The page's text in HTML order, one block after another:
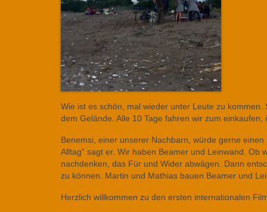
Wie ist es schön, mal wieder unter Leute zu
dem Gelände. Alle 10 Tage fahren wir zum
Benemsi, einer unserer Nachbarn, würde gerne
Alltag“ sagt er. Wir haben Beamer und Leinwand.
nachdenken, das Für und Wider abwägen. Dann
zu können. Martin und Mathias bauen Beamer und
Herzlich willkommen zu den ersten internationalen